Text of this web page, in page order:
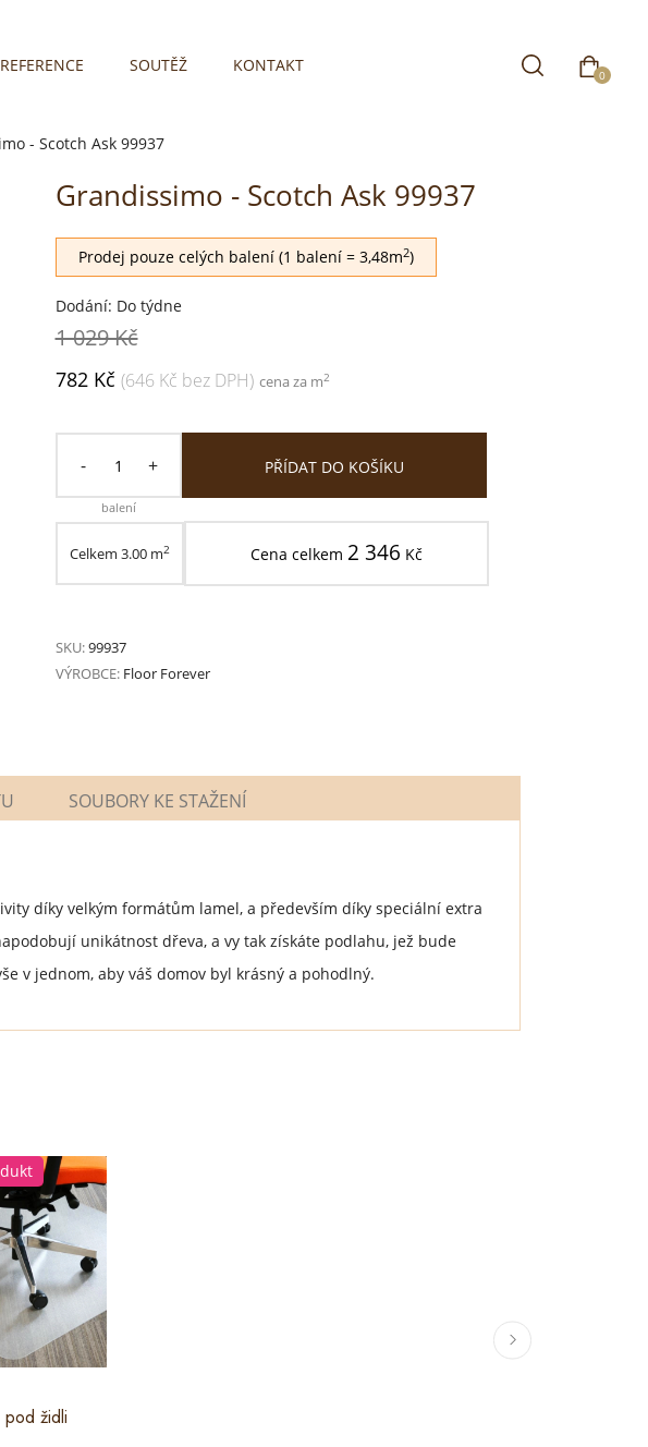
REFERENCE SOUTĚŽ KONTAKT 0
- Scotch Ask 99937
Novinka
Grandissimo - Scotch Ask 99937
Prodej pouze celých balení (1 balení = 3,48m2)
Dodání: Do týdne
1 029 Kč
782 Kč (646 Kč bez DPH) cena za m2
- +
balení
PŘÍDAT DO KOŠÍKU
Celkem 3.00m2 Cena celkem 2 346 Kč
SKU:99937
VÝROBCE: Floor Forever
SOUBORY KE STAŽENÍ
díky velkým formátům lamel, a především díky speciální extra
unikátnost dřeva, a vy tak získáte podlahu, jež bude
v jednom, aby váš domov byl krásný a pohodlný.
pod židli